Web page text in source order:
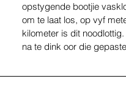
opstygende bootjie
om te laat los, op vyf
kilometer is dit
na te dink oor die